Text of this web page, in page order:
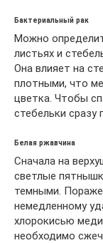
Бактериальный рак
Можно
листьях и
Она влияет на
плотными, что
цветка. Чтобы
стебельки
Белая ржавчина
Сначала на
светлые
темными.
немедленному
хлорокисью
необходимо